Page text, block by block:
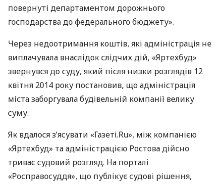
повернуті департаментом дорожнього
господарства до федерального бюджету».
Через недоотримання коштів, які адміністрація не
виплачувала внаслідок слідчих дій, «Яртехбуд»
звернувся до суду, який після низки розглядів 12
квітня 2014 року постановив, що адміністрація
міста заборгувала будівельній компанії велику
суму.
Як вдалося з’ясувати «Газеті.Ru», між компанією
«Яртехбуд» та адміністрацією Ростова дійсно
триває судовий розгляд. На порталі
«Росправосуддя», що публікує судові рішення,